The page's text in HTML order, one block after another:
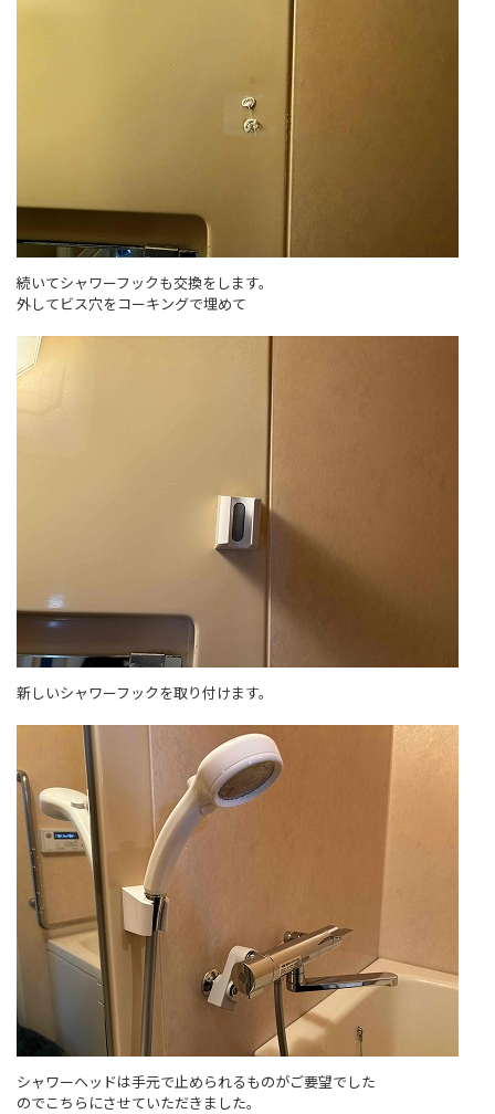
続いてシャワーフックも交換をします。
外してビス穴をコーキングで埋めて
新しいシャワーフックを取り付けます。
シャワーヘッドは手元で止められるものがご要望でした
のでこちらにさせていただきました。